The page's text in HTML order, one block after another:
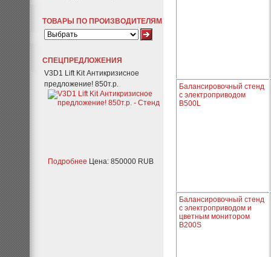
ТОВАРЫ ПО ПРОИЗВОДИТЕЛЯМ
СПЕЦПРЕДЛОЖЕНИЯ
V3D1 Lift Kit Антикризисное
предложение! 850т.р.
Подробнее Цена: 850000 RUB
Балансировочный стенд
с электроприводом
B500L
Балансировочный стенд
с электроприводом и
цветным монитором
B200S